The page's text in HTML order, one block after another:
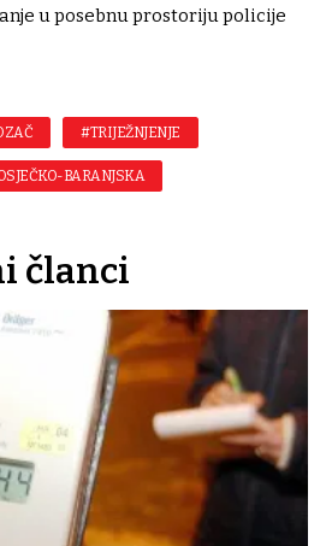
u posebnu prostoriju policije
#TRIJEŽNJENJE
BARANJSKA
članci